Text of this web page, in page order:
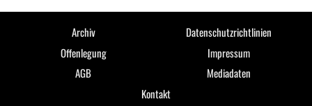
Archiv
Datenschutzrichtlinien
Offenlegung
Impressum
AGB
Mediadaten
Kontakt